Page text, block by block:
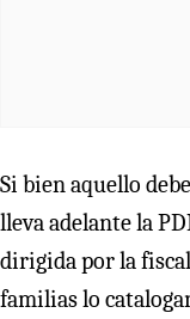
Si bien aquello
lleva adelante la
dirigida por la
familias lo